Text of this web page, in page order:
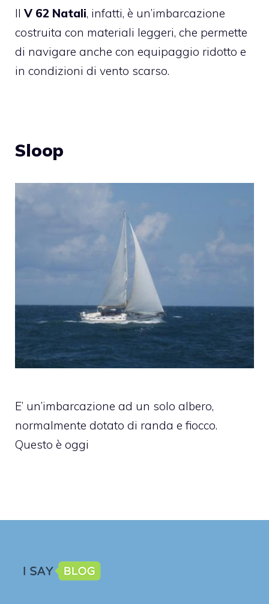
IlV 62 Natali, infatti, è un’imbarcazione
costruita con materiali leggeri, che permette
di navigare anche con equipaggio ridotto e
in condizioni di vento scarso.
Sloop
E’ un’imbarcazione ad un solo albero,
normalmente dotato di randa e fiocco.
Questo è oggi